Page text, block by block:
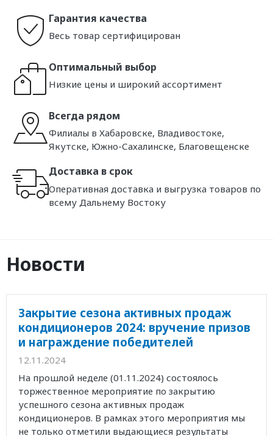
Гарантия качества
Весь товар сертифицирован
Оптимальный выбор
Низкие цены и широкий ассортимент
Всегда рядом
Филиалы в Хабаровске, Владивостоке,
Якутске, Южно-Сахалинске, Благовещенске
Доставка в срок
Оперативная доставка и выгрузка товаров по
всему Дальнему Востоку
Новости
Закрытие сезона активных продаж
кондиционеров 2024: вручение призов
и награждение победителей
12.11.2024
На прошлой неделе (01.11.2024) состоялось
торжественное мероприятие по закрытию
успешного сезона активных продаж
кондиционеров. В рамках этого мероприятия мы
не только отметили выдающиеся результаты